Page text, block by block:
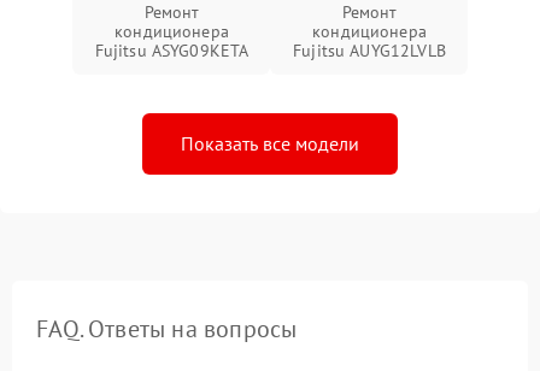
Ремонт
кондиционера
Fujitsu ASYG09KETA
Ремонт
кондиционера
Fujitsu AUYG12LVLB
Показать все модели
FAQ. Ответы на вопросы